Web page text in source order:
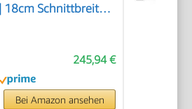
| 18cm Schnittbreite |
Regensensor | WiFi &
| App gesteuert |
35% Steigung | mit
245,94 €
Bei Amazon ansehen